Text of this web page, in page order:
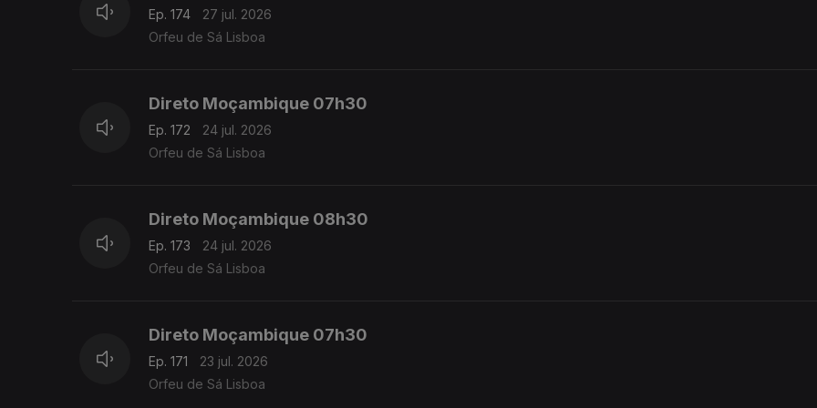
Ep. 174
27 jul. 2026
Orfeu de Sá Lisboa
Direto Moçambique 07h30
Ep. 172
24 jul. 2026
Orfeu de Sá Lisboa
Direto Moçambique 08h30
Ep. 173
24 jul. 2026
Orfeu de Sá Lisboa
Direto Moçambique 07h30
Ep. 171
23 jul. 2026
Orfeu de Sá Lisboa